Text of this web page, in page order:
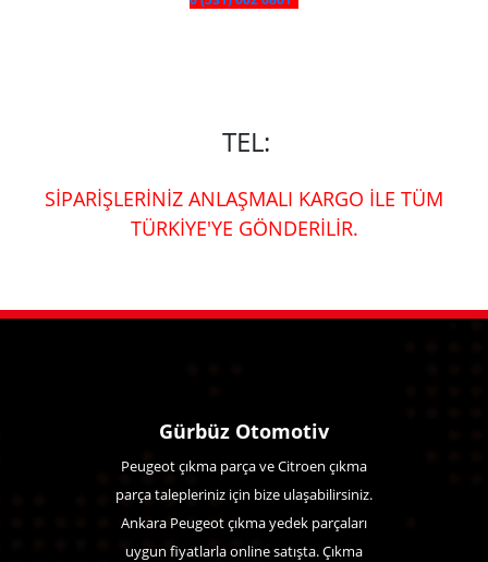
TEL:
SİPARİŞLERİNİZ ANLAŞMALI KARGO İLE TÜM
TÜRKİYE'YE GÖNDERİLİR.
Gürbüz Otomotiv
Peugeot çıkma parça ve Citroen çıkma
parça talepleriniz için bize ulaşabilirsiniz.
Ankara Peugeot çıkma yedek parçaları
uygun fiyatlarla online satışta. Çıkma